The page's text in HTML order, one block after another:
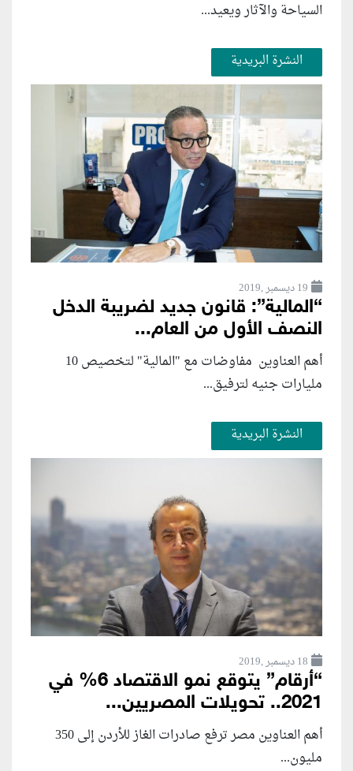
السياحة والآثار ويعيد...
النشرة البريدية
19 ديسمبر ,2019
“المالية”: قانون جديد لضريبة الدخل
النصف الأول من العام...
أهم العناوين مفاوضات مع "المالية" لتخصيص 10
مليارات جنيه لترفيق...
النشرة البريدية
18 ديسمبر ,2019
“أرقام” يتوقع نمو الاقتصاد 6% في
2021.. تحويلات المصريين...
أهم العناوين مصر ترفع صادرات الغاز للأردن إلى 350
مليون...